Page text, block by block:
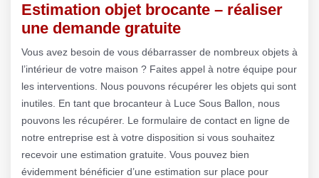
Estimation objet brocante – réaliser
une demande gratuite
Vous avez besoin de vous débarrasser de nombreux objets à
l’intérieur de votre maison ? Faites appel à notre équipe pour
les interventions. Nous pouvons récupérer les objets qui sont
inutiles. En tant que brocanteur à Luce Sous Ballon, nous
pouvons les récupérer. Le formulaire de contact en ligne de
notre entreprise est à votre disposition si vous souhaitez
recevoir une estimation gratuite. Vous pouvez bien
évidemment bénéficier d’une estimation sur place pour